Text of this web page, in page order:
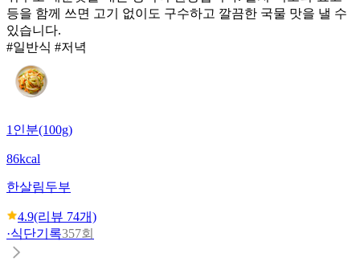
등을 함께 쓰면 고기 없이도 구수하고 깔끔한 국물 맛을 낼 수
있습니다.
#일반식 #저녁
1인분(100g)
86kcal
한살림두부
4.9(리뷰 74개)
·식단기록357회